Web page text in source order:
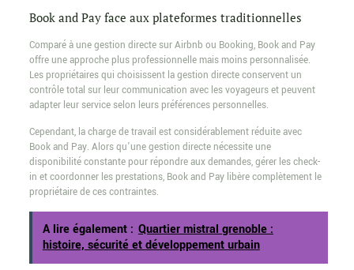
Book and Pay face aux plateformes traditionnelles
Comparé à une gestion directe sur Airbnb ou Booking, Book and Pay
offre une approche plus professionnelle mais moins personnalisée.
Les propriétaires qui choisissent la gestion directe conservent un
contrôle total sur leur communication avec les voyageurs et peuvent
adapter leur service selon leurs préférences personnelles.
Cependant, la charge de travail est considérablement réduite avec
Book and Pay. Alors qu’une gestion directe nécessite une
disponibilité constante pour répondre aux demandes, gérer les check-
in et coordonner les prestations, Book and Pay libère complètement le
propriétaire de ces contraintes.
A lire également : Quartier mistral grenoble :
histoire, sécurité et développement urbain